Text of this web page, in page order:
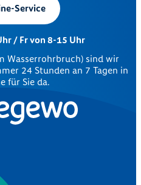
Service
/ Fr von 8-15 Uhr
Wasserrohrbruch) sind wir
24 Stunden an 7 Tagen in
für Sie da.